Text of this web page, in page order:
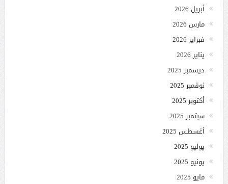
أبريل 2026
مارس 2026
فبراير 2026
يناير 2026
ديسمبر 2025
نوفمبر 2025
أكتوبر 2025
سبتمبر 2025
أغسطس 2025
يوليو 2025
يونيو 2025
مايو 2025